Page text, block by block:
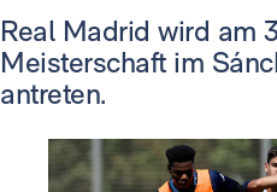
Real Madrid wird am
Meisterschaft im
antreten.